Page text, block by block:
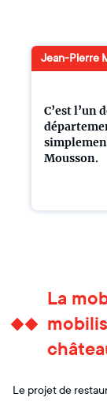
C’est l’un
Mousson.
Jean-Pierre
La
Le projet de